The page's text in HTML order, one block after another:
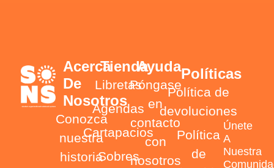
Únete
A
Nuestra
Acerca
De
Nosotros
Conozca
nuestra
historia
Tienda
Libretas
Agendas
Cartapacios
Sobres
Ayuda
Póngase
en
contacto
con
nosotros
Políticas
Política de
devoluciones
Política
de